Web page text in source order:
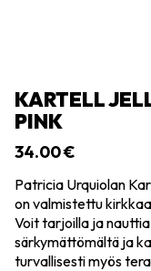
KARTELL
PINK
34.00€
Patricia Urquiolan
on valmistettu
Voit tarjoilla ja
särkymättömältä ja
turvallisesti myös